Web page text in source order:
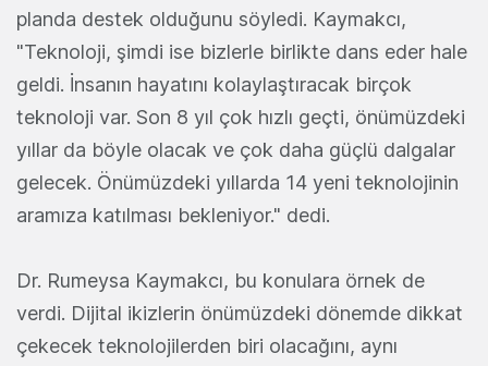
planda destek olduğunu söyledi. Kaymakcı,
"Teknoloji, şimdi ise bizlerle birlikte dans eder hale
geldi. İnsanın hayatını kolaylaştıracak birçok
teknoloji var. Son 8 yıl çok hızlı geçti, önümüzdeki
yıllar da böyle olacak ve çok daha güçlü dalgalar
gelecek. Önümüzdeki yıllarda 14 yeni teknolojinin
aramıza katılması bekleniyor." dedi.
Dr. Rumeysa Kaymakcı, bu konulara örnek de
verdi. Dijital ikizlerin önümüzdeki dönemde dikkat
çekecek teknolojilerden biri olacağını, aynı